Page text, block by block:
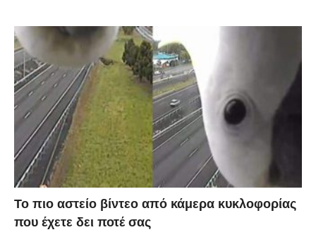
Το πιο αστείο βίντεο από κάμερα κυκλοφορίας
που έχετε δει ποτέ σας